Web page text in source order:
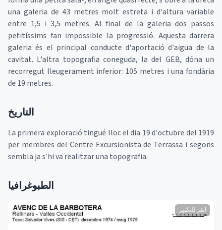
una galeria de 43 metres molt estreta i d'altura variable
entre 1,5 i 3,5 metres. Al final de la galeria dos passos
petitíssims fan impossible la progressió. Aquesta darrera
galeria és el principal conducte d'aportació d'aigua de la
cavitat. L'altra topografia coneguda, la del GEB, dóna un
recorregut lleugerament inferior: 105 metres i una fondària
de 19 metres.
التاريخ
La primera exploració tingué lloc el dia 19 d'octubre del 1919
per membres del Centre Excursionista de Terrassa i segons
sembla ja s'hi va realitzar una topografia.
الطبوغرافيا
انقر للتكبير